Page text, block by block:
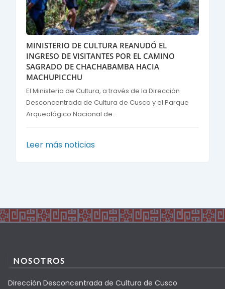
MINISTERIO DE CULTURA REANUDÓ EL
INGRESO DE VISITANTES POR EL CAMINO
SAGRADO DE CHACHABAMBA HACIA
MACHUPICCHU
El Ministerio de Cultura, a través de la Dirección
Desconcentrada de Cultura de Cusco y el Parque
Arqueológico Nacional de...
Leer más noticias
NOSOTROS
Dirección Desconcentrada de Cultura de Cusco